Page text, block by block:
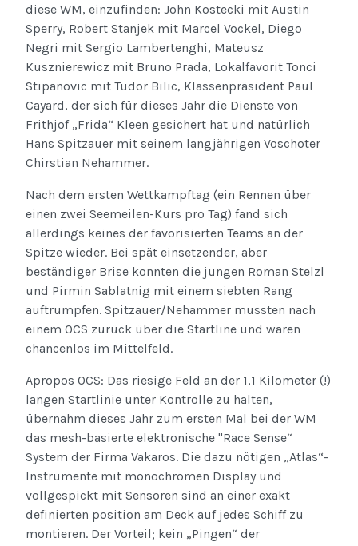
diese WM, einzufinden: John Kostecki mit Austin
Sperry, Robert Stanjek mit Marcel Vockel, Diego
Negri mit Sergio Lambertenghi, Mateusz
Kusznierewicz mit Bruno Prada, Lokalfavorit Tonci
Stipanovic mit Tudor Bilic, Klassenpräsident Paul
Cayard, der sich für dieses Jahr die Dienste von
Frithjof „Frida“ Kleen gesichert hat und natürlich
Hans Spitzauer mit seinem langjährigen Voschoter
Chirstian Nehammer.
Nach dem ersten Wettkampftag (ein Rennen über
einen zwei Seemeilen-Kurs pro Tag) fand sich
allerdings keines der favorisierten Teams an der
Spitze wieder. Bei spät einsetzender, aber
beständiger Brise konnten die jungen Roman Stelzl
und Pirmin Sablatnig mit einem siebten Rang
auftrumpfen. Spitzauer/Nehammer mussten nach
einem OCS zurück über die Startline und waren
chancenlos im Mittelfeld.
Apropos OCS: Das riesige Feld an der 1,1 Kilometer (!)
langen Startlinie unter Kontrolle zu halten,
übernahm dieses Jahr zum ersten Mal bei der WM
das mesh-basierte elektronische "Race Sense“
System der Firma Vakaros. Die dazu nötigen „Atlas“-
Instrumente mit monochromen Display und
vollgespickt mit Sensoren sind an einer exakt
definierten position am Deck auf jedes Schiff zu
montieren. Der Vorteil; kein „Pingen“ der